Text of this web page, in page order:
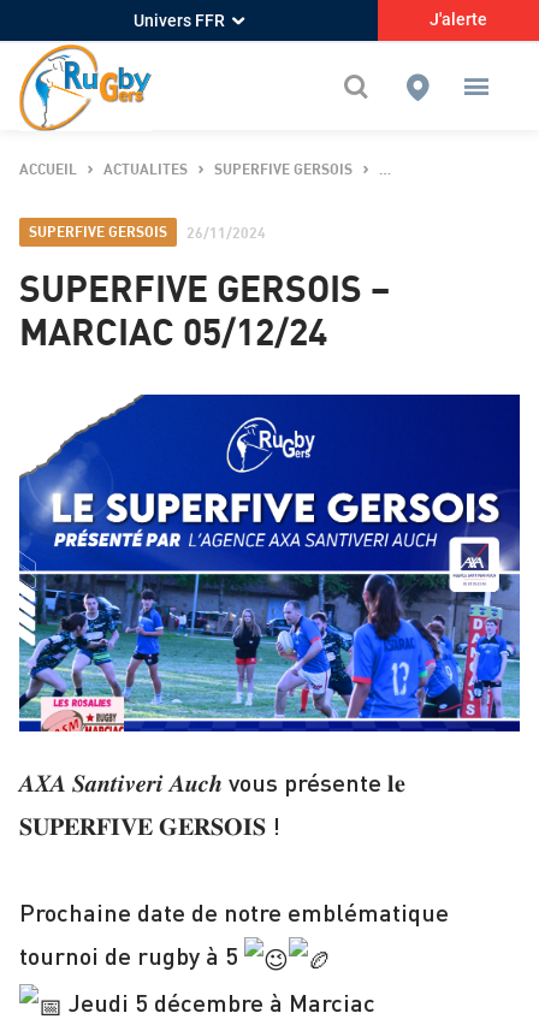
Univers FFR J'alerte
ACCUEIL ACTUALITES SUPERFIVE GERSOIS SUPERFIVE GERSOIS
SUPERFIVE GERSOIS 26/11/2024
SUPERFIVE GERSOIS –
MARCIAC 05/12/24
𝑨𝑿𝑨 𝑺𝒂𝒏𝒕𝒊𝒗𝒆𝒓𝒊 𝑨𝒖𝒄𝒉 vous présente 𝐥𝐞
𝐒𝐔𝐏𝐄𝐑𝐅𝐈𝐕𝐄 𝐆𝐄𝐑𝐒𝐎𝐈𝐒 !
Prochaine date de notre emblématique
tournoi de rugby à 5
Jeudi 5 décembre à Marciac